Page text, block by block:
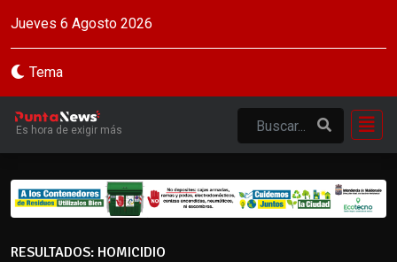
Jueves 6 Agosto 2026
Tema
Es hora de exigir más
RESULTADOS: HOMICIDIO